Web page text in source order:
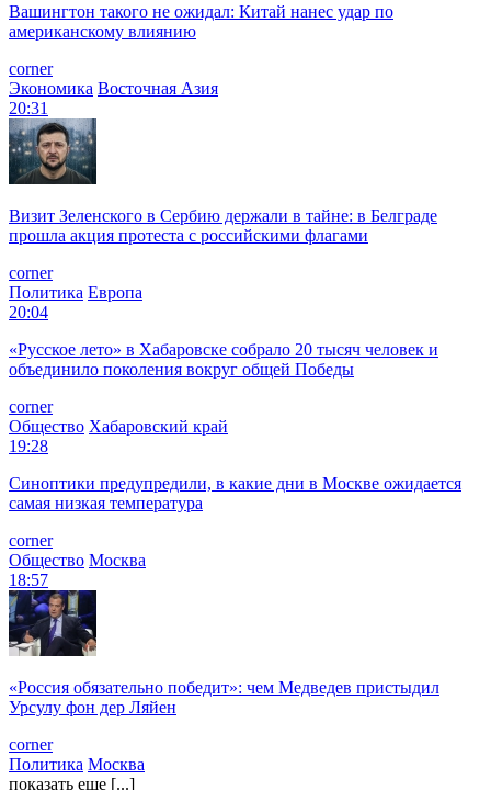
Вашингтон такого не ожидал: Китай нанес удар по
американскому влиянию
corner
Экономика Восточная Азия
20:31
Визит Зеленского в Сербию держали в тайне: в Белграде
прошла акция протеста с российскими флагами
corner
Политика Европа
20:04
«Русское лето» в Хабаровске собрало 20 тысяч человек и
объединило поколения вокруг общей Победы
corner
Общество Хабаровский край
19:28
Синоптики предупредили, в какие дни в Москве ожидается
самая низкая температура
corner
Общество Москва
18:57
«Россия обязательно победит»: чем Медведев пристыдил
Урсулу фон дер Ляйен
corner
Политика Москва
показать еще [...]